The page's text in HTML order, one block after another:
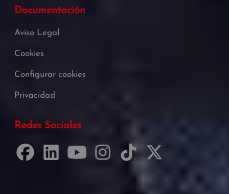
Documentación
Aviso Legal
Cookies
Configurar cookies
Privacidad
Redes Sociales